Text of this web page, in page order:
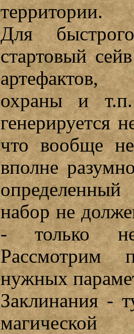
территории.
Для
стартовый
артефактов,
охраны и
генерируется
что вообще
вполне
набор не
- только
Рассмотрим
нужных
Заклинания -
магической